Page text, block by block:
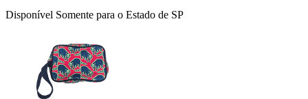
Disponível Somente para o Estado de SP